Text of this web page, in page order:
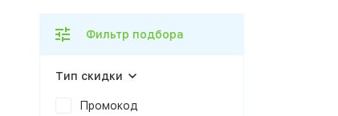
Фильтр подбора
Тип скидки
Промокод